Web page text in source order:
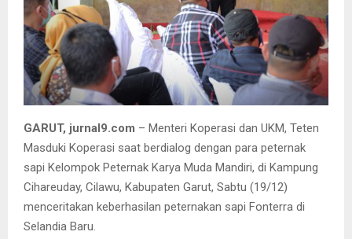
GARUT, jurnal9.com – Menteri Koperasi dan UKM, Teten
Masduki Koperasi saat berdialog dengan para peternak
sapi Kelompok Peternak Karya Muda Mandiri, di Kampung
Cihareuday, Cilawu, Kabupaten Garut, Sabtu (19/12)
menceritakan keberhasilan peternakan sapi Fonterra di
Selandia Baru.